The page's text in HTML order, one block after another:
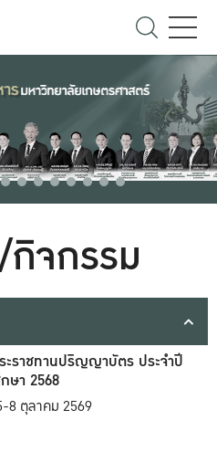
กิจกรรม
ราชทานปริญญาบัตร ประจำปี
ษา 2568
8 ตุลาคม 2569